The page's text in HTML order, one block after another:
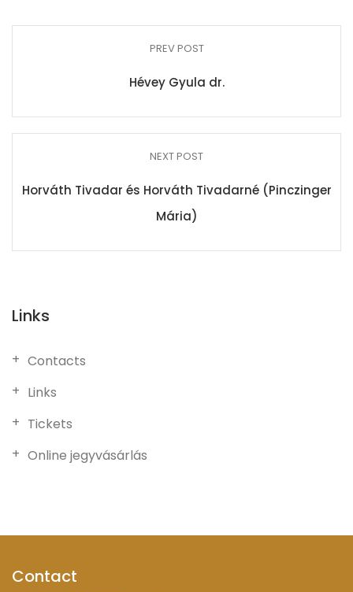
PREV POST
Hévey Gyula dr.
NEXT POST
Horváth Tivadar és Horváth Tivadarné (Pinczinger
Mária)
Links
Contacts
Links
Tickets
Online jegyvásárlás
Contact